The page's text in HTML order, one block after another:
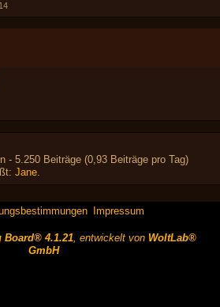
- 5.250 Beiträge (0,93 Beiträge pro Tag)
Jane.
Impressum
Board® 4.1.21, entwickelt von WoltLab®
GmbH